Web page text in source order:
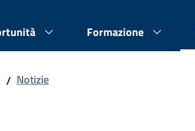
Formazione
/ Notizie